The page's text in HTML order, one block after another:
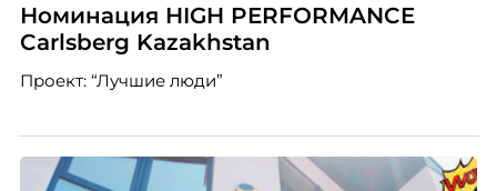
Номинация HIGH PERFORMANCE
Carlsberg Kazakhstan
Проект: “Лучшие люди”